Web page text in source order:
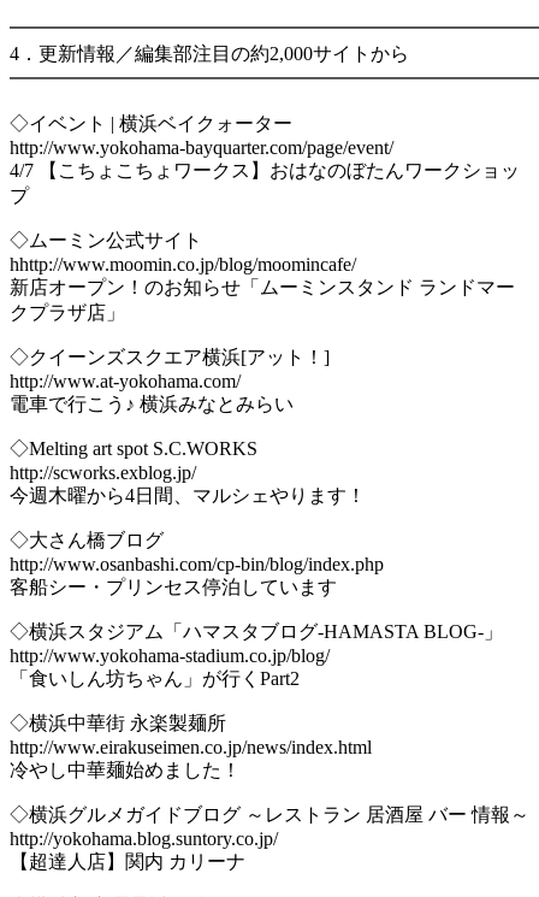
4．更新情報／編集部注目の約2,000サイトから
◇イベント | 横浜ベイクォーター
http://www.yokohama-bayquarter.com/page/event/
4/7 【こちょこちょワークス】おはなのぼたんワークショッ
プ
◇ムーミン公式サイト
hhttp://www.moomin.co.jp/blog/moomincafe/
新店オープン！のお知らせ「ムーミンスタンド ランドマー
クプラザ店」
◇クイーンズスクエア横浜[アット！]
http://www.at-yokohama.com/
電車で行こう♪ 横浜みなとみらい
◇Melting art spot S.C.WORKS
http://scworks.exblog.jp/
今週木曜から4日間、マルシェやります！
◇大さん橋ブログ
http://www.osanbashi.com/cp-bin/blog/index.php
客船シー・プリンセス停泊しています
◇横浜スタジアム「ハマスタブログ-HAMASTA BLOG-」
http://www.yokohama-stadium.co.jp/blog/
「食いしん坊ちゃん」が行くPart2
◇横浜中華街 永楽製麺所
http://www.eirakuseimen.co.jp/news/index.html
冷やし中華麺始めました！
◇横浜グルメガイドブログ ～レストラン 居酒屋 バー 情報～
http://yokohama.blog.suntory.co.jp/
【超達人店】関内 カリーナ